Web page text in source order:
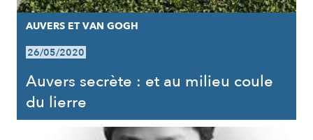
AUVERS ET VAN GOGH
26/05/2020
Auvers secrète : et au milieu coule
du lierre